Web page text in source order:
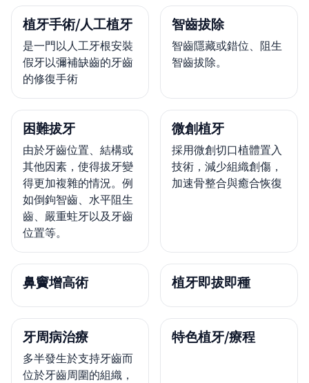
植牙手術/人工植牙
是一門以人工牙根安裝
假牙以彌補缺齒的牙齒
的修復手術
智齒拔除
智齒隱藏或錯位、阻生
智齒拔除。
困難拔牙
由於牙齒位置、結構或
其他因素，使得拔牙變
得更加複雜的情況。例
如倒鉤智齒、水平阻生
齒、嚴重蛀牙以及牙齒
位置等。
微創植牙
採用微創切口植體置入
技術，減少組織創傷，
加速骨整合與癒合恢復
鼻竇增高術 植牙即拔即種
牙周病治療
多半發生於支持牙齒而
位於牙齒周圍的組織，
特色植牙/療程